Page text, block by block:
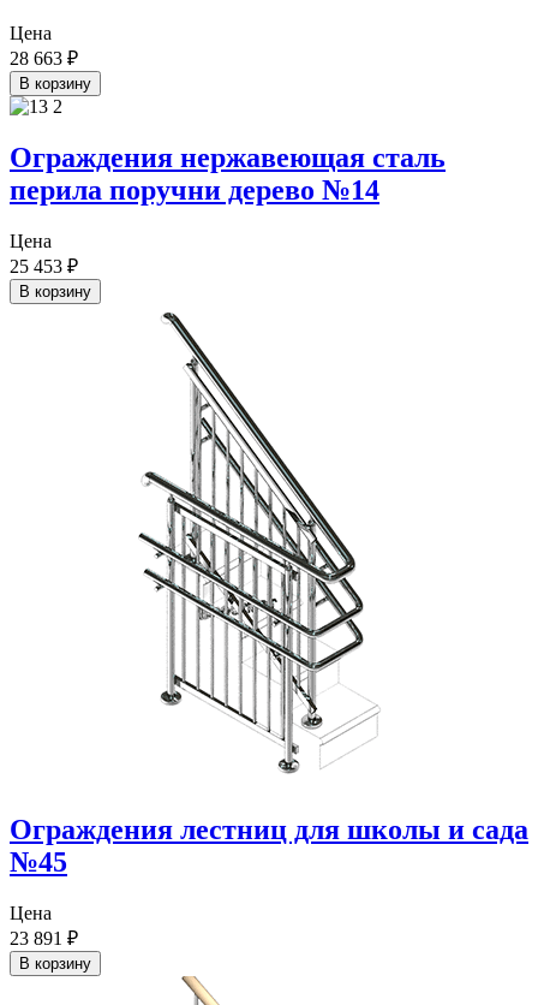
Цена
28 663 ₽
В корзину
Ограждения нержавеющая сталь
перила поручни дерево №14
Цена
25 453 ₽
В корзину
Ограждения лестниц для школы и сада
№45
Цена
23 891 ₽
В корзину